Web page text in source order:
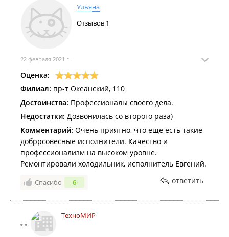
Ульяна
Отзывов 1
22 февраля 2021 г.
Оценка:
Филиал: пр-т Океанский, 110
Достоинства: Профессионалы своего дела.
Недостатки: Дозвонилась со второго раза)
Комментарий: Очень приятно, что ещё есть такие
добррсовесные исполнители. Качество и
профессионализм на высоком уровне.
Ремонтировали холодильник, исполнитель Евгений.
Спасибо 6 ответить
ТехноМИР